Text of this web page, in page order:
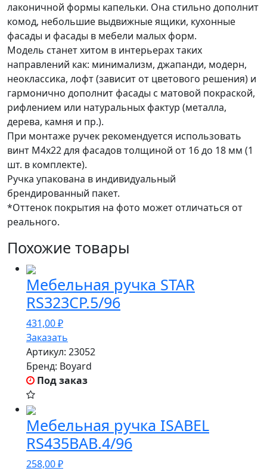
лаконичной формы капельки. Она стильно дополнит
комод, небольшие выдвижные ящики, кухонные
фасады и фасады в мебели малых форм.
Модель станет хитом в интерьерах таких
направлений как: минимализм, джапанди, модерн,
неоклассика, лофт (зависит от цветового решения) и
гармонично дополнит фасады с матовой покраской,
рифлением или натуральных фактур (металла,
дерева, камня и пр.).
При монтаже ручек рекомендуется использовать
винт M4x22 для фасадов толщиной от 16 до 18 мм (1
шт. в комплекте).
Ручка упакована в индивидуальный
брендированный пакет.
*Оттенок покрытия на фото может отличаться от
реального.
Похожие товары
Мебельная ручка STAR
RS323CP.5/96
431,00₽
Заказать
Артикул: 23052
Бренд: Boyard
Под заказ
Мебельная ручка ISABEL
RS435BAB.4/96
258,00₽